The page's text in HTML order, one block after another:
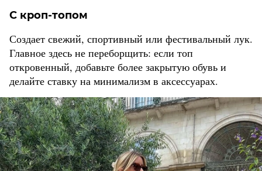
С кроп-топом
Создает свежий, спортивный или фестивальный лук.
Главное здесь не переборщить: если топ
откровенный, добавьте более закрытую обувь и
делайте ставку на минимализм в аксессуарах.